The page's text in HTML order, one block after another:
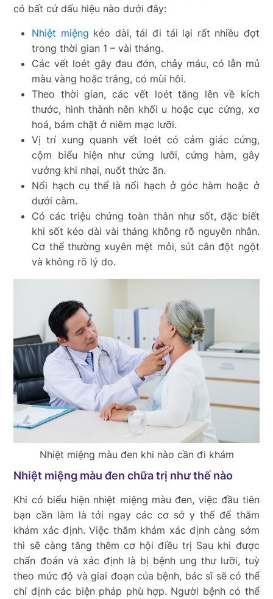
có bất cứ dấu hiệu nào dưới đây:
Nhiệt miệng kéo dài, tái đi tái lại rất nhiều đợt
trong thời gian 1 – vài tháng.
Các vết loét gây đau đớn, chảy máu, có lẫn mủ
màu vàng hoặc trắng, có mùi hôi.
Theo thời gian, các vết loét tăng lên về kích
thước, hình thành nên khối u hoặc cục cứng, xơ
hoá, bám chặt ở niêm mạc lưỡi.
Vị trí xung quanh vết loét có cảm giác cứng,
cộm biểu hiện như cứng lưỡi, cứng hàm, gây
vướng khi nhai, nuốt thức ăn.
Nổi hạch cụ thể là nổi hạch ở góc hàm hoặc ở
dưới cằm.
Có các triệu chứng toàn thân như sốt, đặc biết
khi sốt kéo dài vài tháng không rõ nguyên nhân.
Cơ thể thường xuyên mệt mỏi, sút cân đột ngột
và không rõ lý do.
Nhiệt miệng màu đen khi nào cần đi khám
Nhiệt miệng màu đen chữa trị như thế nào
Khi có biểu hiện nhiệt miệng màu đen, việc đầu tiên
bạn cần làm là tới ngay các cơ sở y thế để thăm
khám xác định. Việc thăm khám xác định càng sớm
thì sẽ càng tăng thêm cơ hội điều trị Sau khi được
chẩn đoán và xác định là bị bệnh ung thư lưỡi, tuỳ
theo mức độ và giai đoạn của bệnh, bác sĩ sẽ có thể
chỉ định các biện pháp phù hợp. Người bệnh có thể